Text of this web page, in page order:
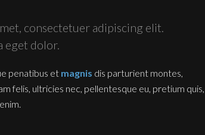
consectetuer adipiscing elit.
eget dolor.
penatibus et magnis dis parturient montes,
felis, ultricies nec, pellentesque eu, pretium quis,